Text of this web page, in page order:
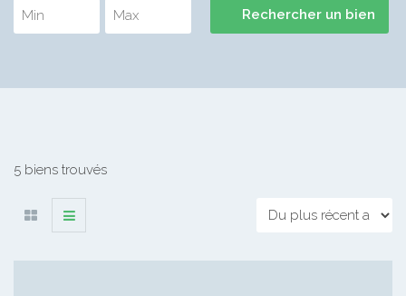
5 biens trouvés